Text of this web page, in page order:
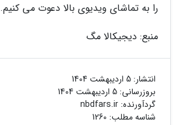
را به تماشای ویدیوی بالا دعوت می کنیم.
منبع: دیجیکالا مگ
انتشار: 5 اردیبهشت 1404
بروزرسانی: 5 اردیبهشت 1404
گردآورنده: nbdfars.ir
شناسه مطلب: 1260